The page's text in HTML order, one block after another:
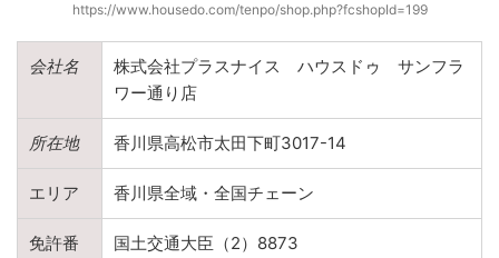
https://www.housedo.com/tenpo/shop.php?fcshopId=199
会社名
株式会社プラスナイス ハウスドゥ サンフラ
ワー通り店
所在地 香川県高松市太田下町3017-14
エリア 香川県全域・全国チェーン
免許番
国土交通大臣（2）8873